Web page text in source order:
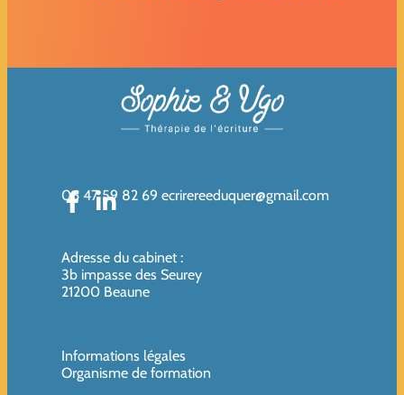
06 47 59 82 69 ecrirereeduquer@gmail.com
Adresse du cabinet :
3b impasse des Seurey
21200 Beaune
Informations légales
Organisme de formation